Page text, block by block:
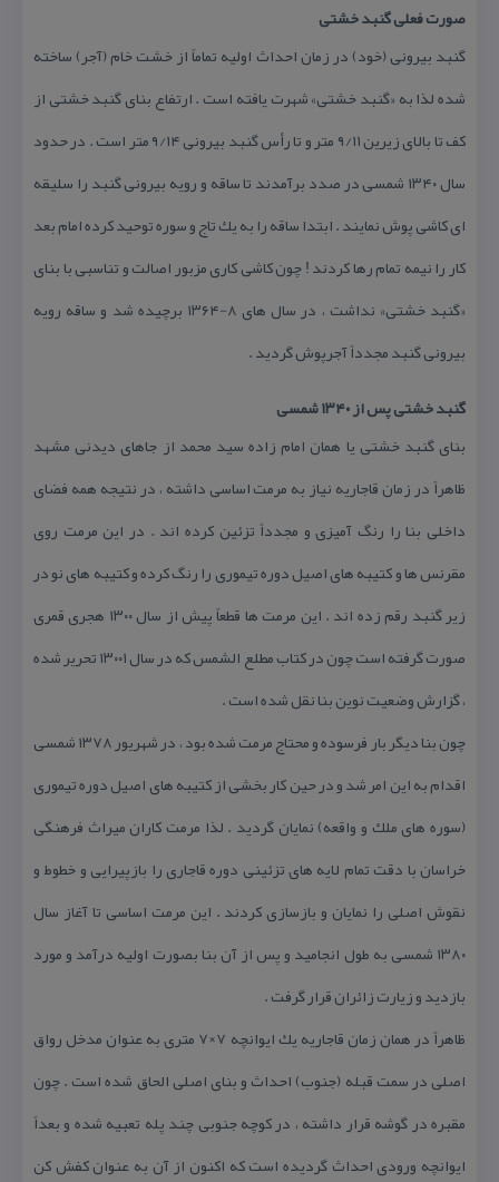
صورت فعلی گنبد خشتی
گنبد بیرونی (خود) در زمان احداث اولیه تماماً از خشت خام (آجر) ساخته
شده لذا به «گنبد خشتی» شهرت یافته است . ارتفاع بنای گنبد خشتی از
كف تا بالای زیرین ۹/۱۱ متر و تا رأس گنبد بیرونی ۹/۱۴ متر است . در حدود
سال ۱۳۴۰ شمسی در صدد برآمدند تا ساقه و رویه بیرونی گنبد را سلیقه
ای كاشی پوش نمایند . ابتدا ساقه را به یك تاج و سوره توحید كرده امام بعد
كار را نیمه تمام رها كردند ! چون كاشی كاری مزبور اصالت و تناسبی با بنای
«گنبد خشتی» نداشت ، در سال های ۸-۱۳۶۴ برچیده شد و ساقه رویه
بیرونی گنبد مجدداً آجرپوش گردید .
گنبد خشتی پس از ۱۳۴۰ شمسی
بنای گنبد خشتی یا همان امام زاده سید محمد از جاهای دیدنی مشهد
ظاهراً در زمان قاجاریه نیاز به مرمت اساسی داشته ، در نتیجه همه فضای
داخلی بنا را رنگ آمیزی و مجدداً تزئین كرده اند . در این مرمت روی
مقرنس ها و كتیبه های اصیل دوره تیموری را رنگ كرده و كتیبه های نو در
زیر گنبد رقم زده اند . این مرمت ها قطعاً پیش از سال ۱۳۰۰ هجری قمری
صورت گرفته است چون در كتاب مطلع الشمس كه در سال ۱۳۰۰۱ تحریر شده
، گزارش وضعیت نوین بنا نقل شده است .
چون بنا دیگر بار فرسوده و محتاج مرمت شده بود ، در شهریور ۱۳۷۸ شمسی
اقدام به این امر شد و در حین كار بخشی از كتیبه های اصیل دوره تیموری
(سوره های ملك و واقعه) نمایان گردید . لذا مرمت كاران میراث فرهنگی
خراسان با دقت تمام لایه های تزئینی دوره قاجاری را بازپیرایی و خطوط و
نقوش اصلی را نمایان و بازسازی كردند . این مرمت اساسی تا آغاز سال
۱۳۸۰ شمسی به طول انجامید و پس از آن بنا بصورت اولیه درآمد و مورد
بازدید و زیارت زائران قرار گرفت .
ظاهراً در همان زمان قاجاریه یك ایوانچه ۷×۷ متری به عنوان مدخل رواق
اصلی در سمت قبله (جنوب) احداث و بنای اصلی الحاق شده است . چون
مقبره در گوشه قرار داشته ، در كوچه جنوبی چند پله تعبیه شده و بعداً
ایوانچه ورودی احداث گردیده است كه اكنون از آن به عنوان كفش كن